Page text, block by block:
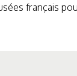
français